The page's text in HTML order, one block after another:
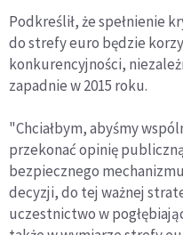
Podkreślił, że spełnienie
do strefy euro będzie
konkurencyjności,
zapadnie w 2015 roku.
"Chciałbym, abyśmy
przekonać opinię
bezpiecznego
decyzji, do tej ważnej
uczestnictwo w